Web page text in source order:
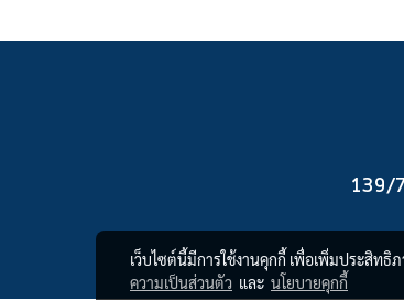
139/
เว็บไซต์นี้มีการใช้งานคุกกี้ เพื่อเพิ่มประสิท
ความเป็นส่วนตัว และ นโยบายคุกกี้